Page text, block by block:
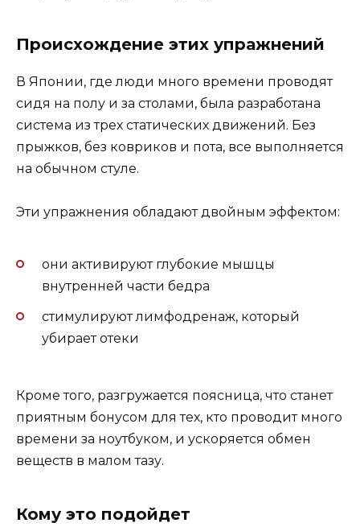
Происхождение этих упражнений
В Японии, где люди много времени проводят
сидя на полу и за столами, была разработана
система из трех статических движений. Без
прыжков, без ковриков и пота, все выполняется
на обычном стуле.
Эти упражнения обладают двойным эффектом:
они активируют глубокие мышцы
внутренней части бедра
стимулируют лимфодренаж, который
убирает отеки
Кроме того, разгружается поясница, что станет
приятным бонусом для тех, кто проводит много
времени за ноутбуком, и ускоряется обмен
веществ в малом тазу.
Кому это подойдет